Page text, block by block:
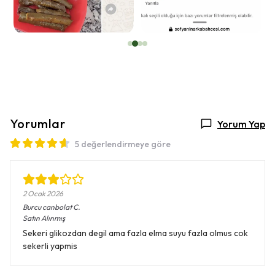
Yorumlar Yorum Yap
5 değerlendirmeye göre
2 Ocak 2026
Burcu canbolat C.
Satın Alınmış
Sekeri glikozdan degil ama fazla elma suyu fazla olmus cok
sekerli yapmis